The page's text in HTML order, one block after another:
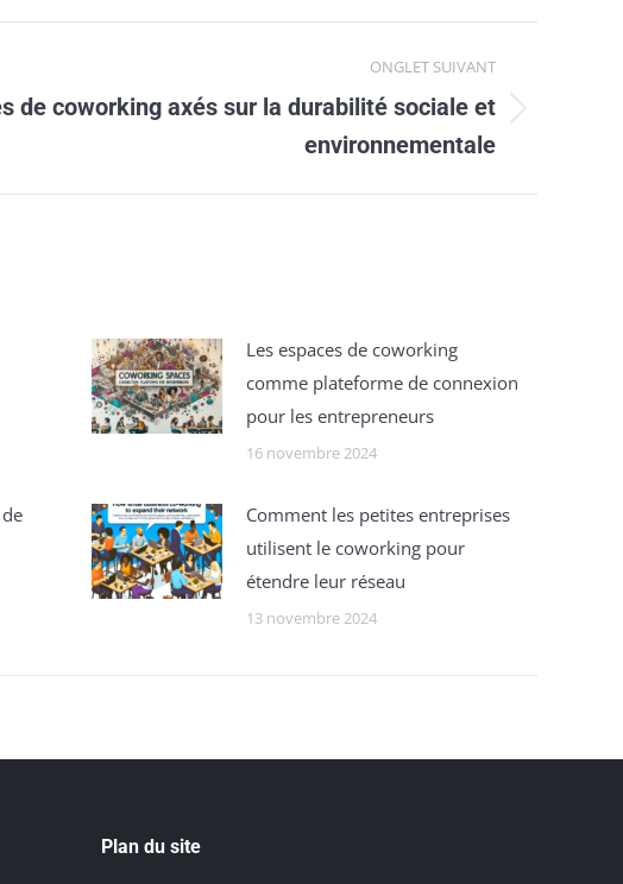
ONGLET SUIVANT
de coworking axés sur la durabilité sociale et
environnementale
Les espaces de coworking
comme plateforme de connexion
pour les entrepreneurs
16 novembre 2024
Comment les petites entreprises
utilisent le coworking pour
étendre leur réseau
13 novembre 2024
Plan du site